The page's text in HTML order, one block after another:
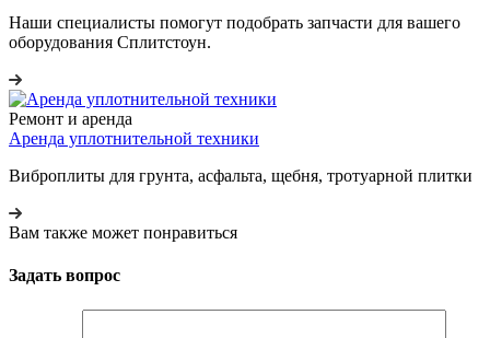
Наши специалисты помогут подобрать запчасти для вашего
оборудования Сплитстоун.
Ремонт и аренда
Аренда уплотнительной техники
Виброплиты для грунта, асфальта, щебня, тротуарной плитки
Вам также может понравиться
Задать вопрос